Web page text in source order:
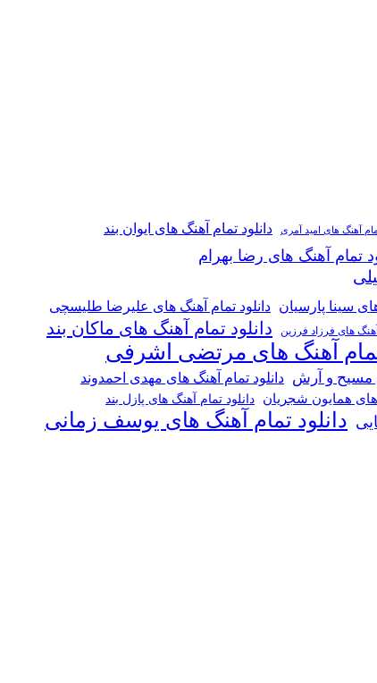
آهنگ های امید آمری دانلود تمام آهنگ های ایوان بند
تمام آهنگ های رضا بهرام
سینا پارسیان دانلود تمام آهنگ های علیرضا طلیسچی
آهنگ های فرزاد فرزین دانلود تمام آهنگ های ماکان بند
تمام آهنگ های مرتضی اشرفی
مسیح و آرش دانلود تمام آهنگ های مهدی احمدوند
های همایون شجریان دانلود تمام آهنگ های پازل بند
دانلود تمام آهنگ های یوسف زمانی